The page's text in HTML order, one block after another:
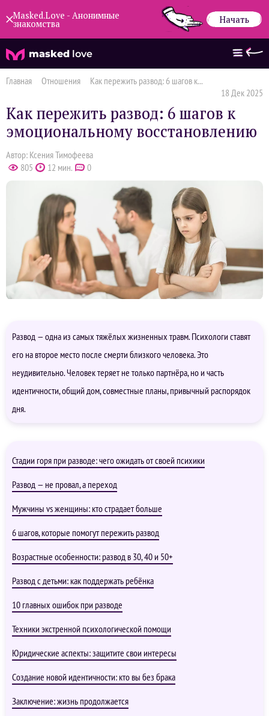
Masked.Love - Анонимные
знакомства Начать
masked love
Главная Отношения
Как пережить развод: 6 шагов к...
18 Дек 2025
Как пережить развод: 6 шагов к
эмоциональному восстановлению
Автор: Ксения Тимофеева
805
12 мин. 0
Развод — одна из самых тяжёлых жизненных травм. Психологи ставят
его на второе место после смерти близкого человека. Это
неудивительно. Человек теряет не только партнёра, но и часть
идентичности, общий дом, совместные планы, привычный распорядок
дня.
Стадии горя при разводе: чего ожидать от своей психики
Развод — не провал, а переход
Мужчины vs женщины: кто страдает больше
6 шагов, которые помогут пережить развод
Возрастные особенности: развод в 30, 40 и 50+
Развод с детьми: как поддержать ребёнка
10 главных ошибок при разводе
Техники экстренной психологической помощи
Юридические аспекты: защитите свои интересы
Создание новой идентичности: кто вы без брака
Заключение: жизнь продолжается